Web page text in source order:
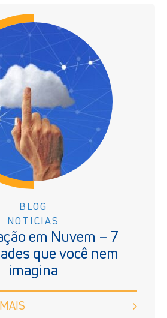
BLOG
NOTICIAS
em Nuvem – 7
que você nem
imagina